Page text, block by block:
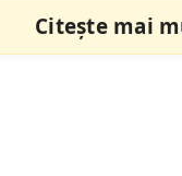
Citește mai